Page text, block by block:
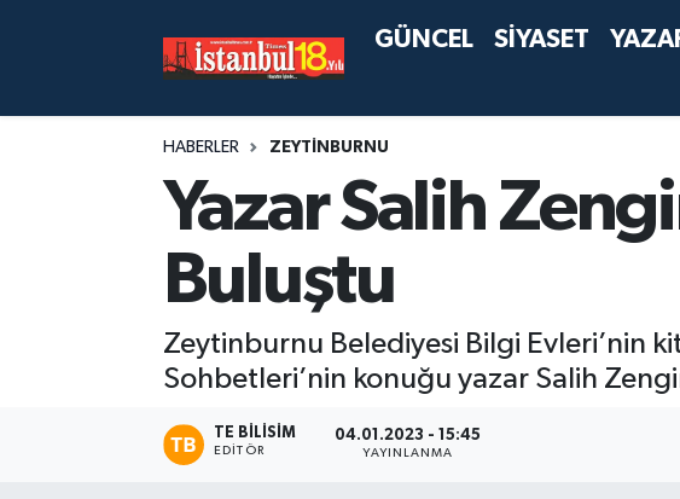
GÜNCEL SİYASET
HABERLER ZEYTİNBURNU
Yazar Salih
Buluştu
Zeytinburnu Belediyesi Bilgi Evleri’nin
Sohbetleri’nin konuğu yazar Salih
TE BILISIM
EDITÖR
04.01.2023 - 15:45
YAYINLANMA